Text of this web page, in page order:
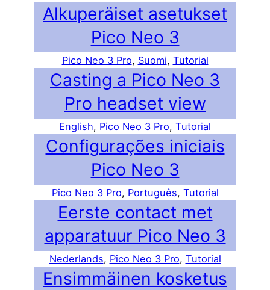
Alkuperäiset asetukset
Pico Neo 3
Pico Neo 3 Pro, Suomi, Tutorial
Casting a Pico Neo 3
Pro headset view
English, Pico Neo 3 Pro, Tutorial
Configurações iniciais
Pico Neo 3
Pico Neo 3 Pro, Português, Tutorial
Eerste contact met
apparatuur Pico Neo 3
Nederlands, Pico Neo 3 Pro, Tutorial
Ensimmäinen kosketus